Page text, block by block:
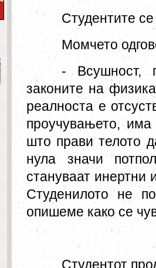
Студентите
Момчето
- Всушност,
законите на
реалноста е
проучувањето,
што прави телото
нула значи
стануваат инертни
Студенилото не
опишеме како се
Студентот